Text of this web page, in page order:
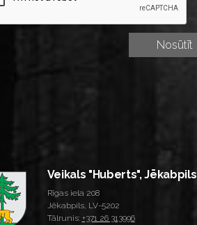
Veikals "Huberts", Jēkabpils
Rīgas iela 208
Jēkabpils, LV-5202
Tālrunis: +371 26 313996